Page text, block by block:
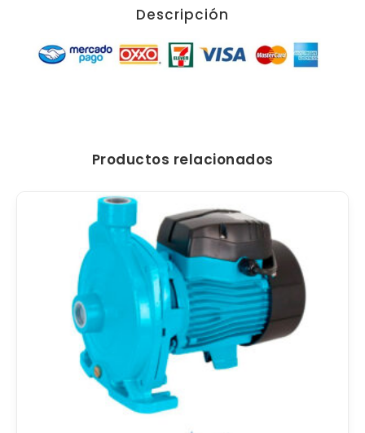
Descripción
Productos relacionados